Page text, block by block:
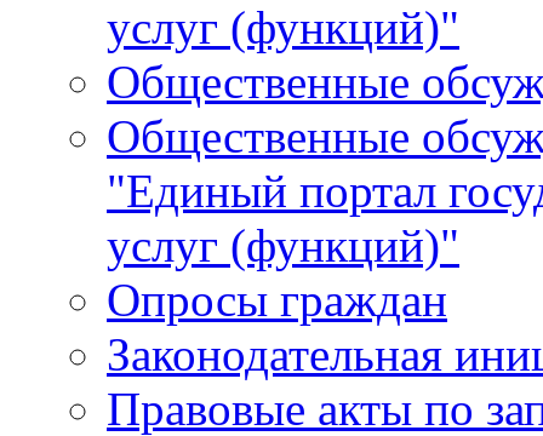
услуг (функций)"
Общественные
Общественные
"Единый портал
услуг (функций)"
Опросы граждан
Законодательная
Правовые акты по